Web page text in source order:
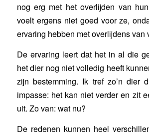
nog erg met het overlijden van
voelt ergens niet goed voor ze,
ervaring hebben met overlijdens van
De ervaring leert dat het in al die
het dier nog niet volledig heeft
zijn bestemming. Ik tref zo’n dier
impasse: het kan niet verder en zit
uit. Zo van: wat nu?
De redenen kunnen heel